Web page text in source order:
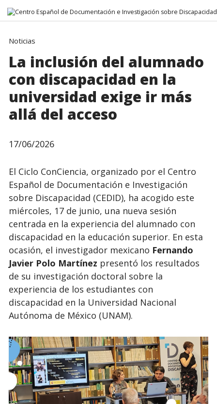
Noticias
La inclusión del alumnado
con discapacidad en la
universidad exige ir más
allá del acceso
17/06/2026
El Ciclo ConCiencia, organizado por el Centro
Español de Documentación e Investigación
sobre Discapacidad (CEDID), ha acogido este
miércoles, 17 de junio, una nueva sesión
centrada en la experiencia del alumnado con
discapacidad en la educación superior. En esta
ocasión, el investigador mexicano Fernando
Javier Polo Martínez presentó los resultados
de su investigación doctoral sobre la
experiencia de los estudiantes con
discapacidad en la Universidad Nacional
Autónoma de México (UNAM).